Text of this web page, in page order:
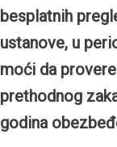
besplatnih
ustanove, u
moći da
prethodnog
godina